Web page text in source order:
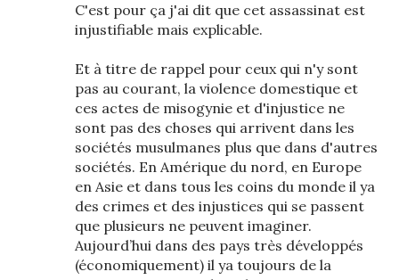
C'est pour ça j'ai dit que cet assassinat est
injustifiable mais explicable.
Et à titre de rappel pour ceux qui n'y sont
pas au courant, la violence domestique et
ces actes de misogynie et d'injustice ne
sont pas des choses qui arrivent dans les
sociétés musulmanes plus que dans d'autres
sociétés. En Amérique du nord, en Europe
en Asie et dans tous les coins du monde il ya
des crimes et des injustices qui se passent
que plusieurs ne peuvent imaginer.
Aujourd’hui dans des pays très développés
(économiquement) il ya toujours de la